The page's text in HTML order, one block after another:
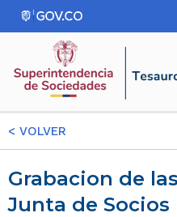
< VOLVER
Grabacion de las reuniones de
Junta de